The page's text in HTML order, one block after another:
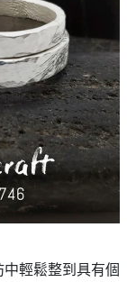
輕鬆整到具有個